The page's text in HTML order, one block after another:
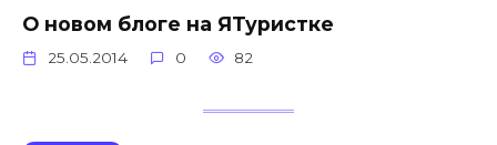
О новом блоге на ЯТуристке
25.05.2014 0 82